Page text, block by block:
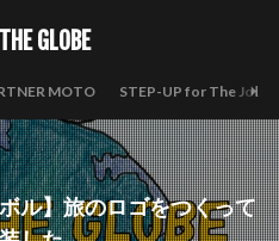
GLOBE
MOTO STEP-UP for The
ル】旅のロゴをつくって